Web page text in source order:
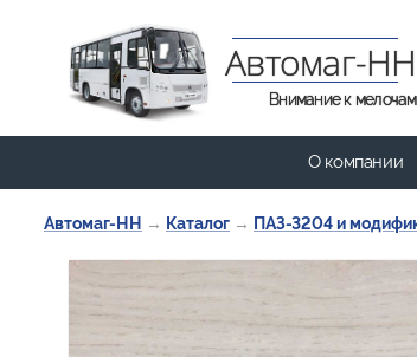
Автомаг-НН → Каталог → ПАЗ-3204 и
Автомаг-НН
Внимание к мелочам
О компании